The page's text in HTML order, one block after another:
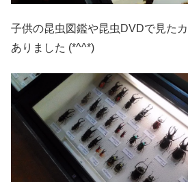
子供の昆虫図鑑や昆虫DVDで見た
ありました (*^^*)